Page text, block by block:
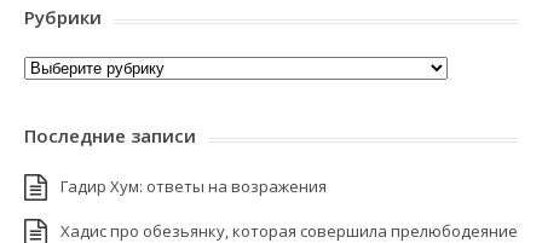
Рубрики
Рубрики
Последние записи
Гадир Хум: ответы на возражения
Хадис про обезьянку, которая совершила прелюбодеяние